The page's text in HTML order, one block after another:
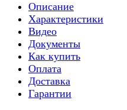
Описание
Характеристики
Видео
Документы
Как купить
Оплата
Доставка
Гарантии